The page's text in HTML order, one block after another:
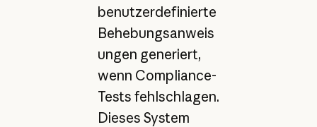
benutzerdefinierte
Behebungsanweis
ungen generiert,
wenn Compliance-
Tests fehlschlagen.
Dieses System